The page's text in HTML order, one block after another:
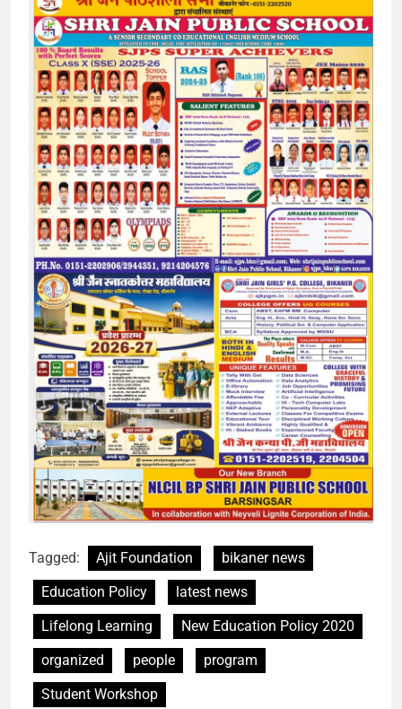
Tagged: Ajit Foundation
bikaner news
Education Policy
latest news
Lifelong Learning
New Education Policy 2020
organized
people
program
Student Workshop